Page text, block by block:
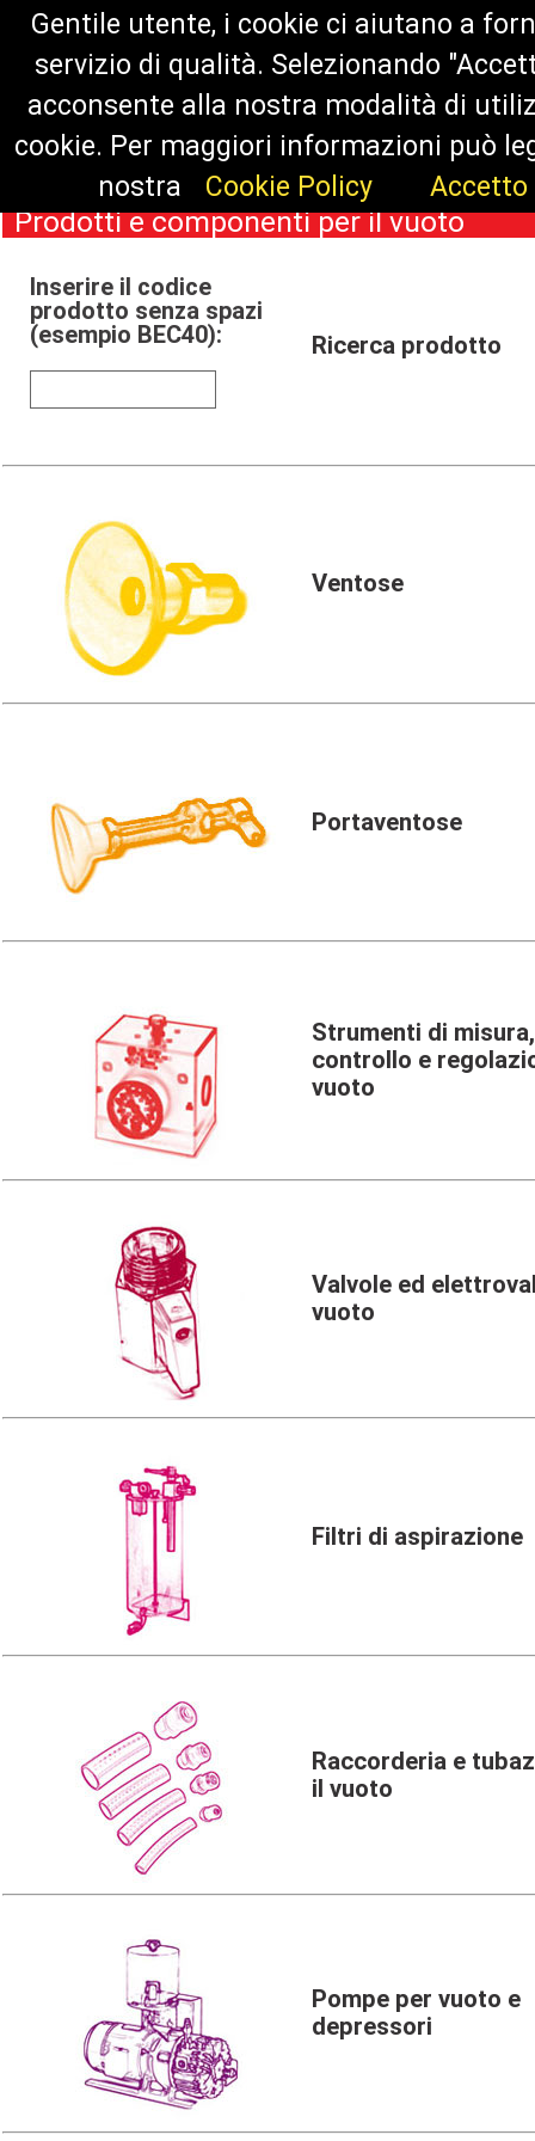
Contatti
Novità Press Video
Download Notizie Newsletter
Prodotti e componenti per il vuoto
Inserire il codice
prodotto senza spazi
(esempio BEC40):
Ricerca prodotto
Ventose
Portaventose
Strumenti di misura,
controllo e
vuoto
Valvole ed
vuoto
Filtri di aspirazione
Raccorderia e
il vuoto
Pompe per vuoto e
depressori
Gentile utente, i cookie ci aiutano a
servizio di qualità. Selezionando
acconsente alla nostra modalità di
cookie. Per maggiori informazioni può
nostra
Cookie Policy Accetto